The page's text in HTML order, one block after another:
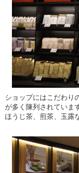
ショップにはこだわり
が多く陳列されていま
ほうじ茶、煎茶、玉露